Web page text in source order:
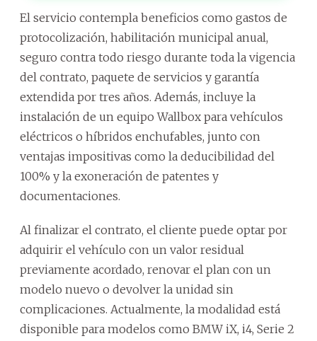
El servicio contempla beneficios como gastos de
protocolización, habilitación municipal anual,
seguro contra todo riesgo durante toda la vigencia
del contrato, paquete de servicios y garantía
extendida por tres años. Además, incluye la
instalación de un equipo Wallbox para vehículos
eléctricos o híbridos enchufables, junto con
ventajas impositivas como la deducibilidad del
100% y la exoneración de patentes y
documentaciones.
Al finalizar el contrato, el cliente puede optar por
adquirir el vehículo con un valor residual
previamente acordado, renovar el plan con un
modelo nuevo o devolver la unidad sin
complicaciones. Actualmente, la modalidad está
disponible para modelos como BMW iX, i4, Serie 2